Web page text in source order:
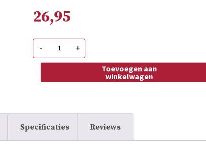
26,95
-
Cielo
Amaregis
Amarone
Riserva
+
Toevoegen aan
winkelwagen
Specificaties Reviews